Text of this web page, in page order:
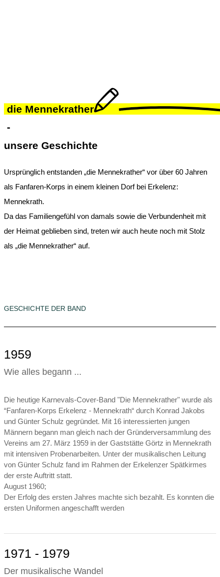
die Mennekrather
-
unsere Geschichte
Ursprünglich entstanden „die Mennekrather“ vor über 60 Jahren
als Fanfaren-Korps in einem kleinen Dorf bei Erkelenz:
Mennekrath.
Da das Familiengefühl von damals sowie die Verbundenheit mit
der Heimat geblieben sind, treten wir auch heute noch mit Stolz
als „die Mennekrather“ auf.
GESCHICHTE DER BAND
1959
Wie alles begann ...
Die heutige Karnevals-Cover-Band "Die Mennekrather" wurde als
“Fanfaren-Korps Erkelenz - Mennekrath“ durch Konrad Jakobs
und Günter Schulz gegründet. Mit 16 interessierten jungen
Männern begann man gleich nach der Gründerversammlung des
Vereins am 27. März 1959 in der Gaststätte Görtz in Mennekrath
mit intensiven Probenarbeiten. Unter der musikalischen Leitung
von Günter Schulz fand im Rahmen der Erkelenzer Spätkirmes
der erste Auftritt statt.
August 1960;
Der Erfolg des ersten Jahres machte sich bezahlt. Es konnten die
ersten Uniformen angeschafft werden
1971 - 1979
Der musikalische Wandel